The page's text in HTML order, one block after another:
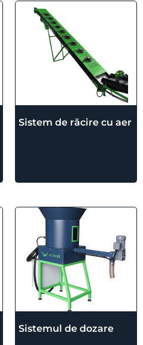
Sistem de răcire cu aer
Sistemul de dozare